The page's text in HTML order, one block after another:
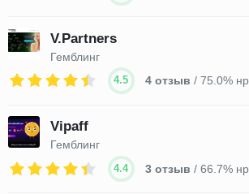
V.Partners
Гемблинг
4.5 4 отзыв / 75.0%
Vipaff
Гемблинг
4.4 3 отзыв / 66.7%